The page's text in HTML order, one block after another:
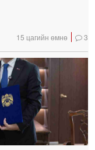
15 цагийн өмнө 3